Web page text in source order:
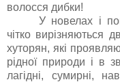
волосся дибки!
У новелах і
чітко вирізняються
хуторян, які
рідної природи і в
лагідні, сумирні,